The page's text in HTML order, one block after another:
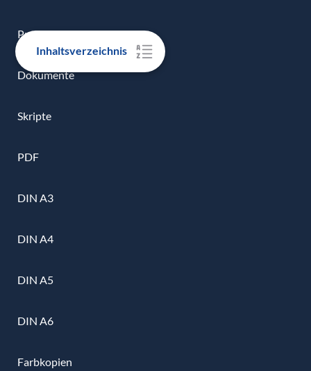
Inhaltsverzeichnis
Preisübersicht
Dokumente
Skripte
PDF
DIN A3
DIN A4
DIN A5
DIN A6
Farbkopien